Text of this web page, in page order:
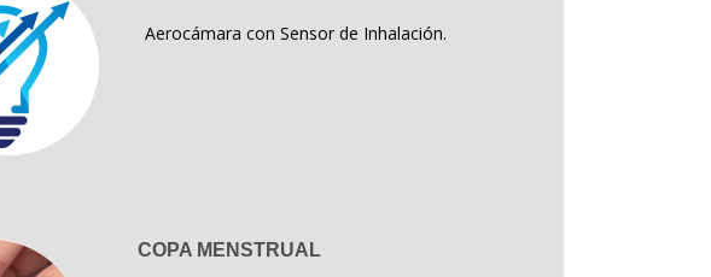
Aerocámara con Sensor de Inhalación.
COPA MENSTRUAL